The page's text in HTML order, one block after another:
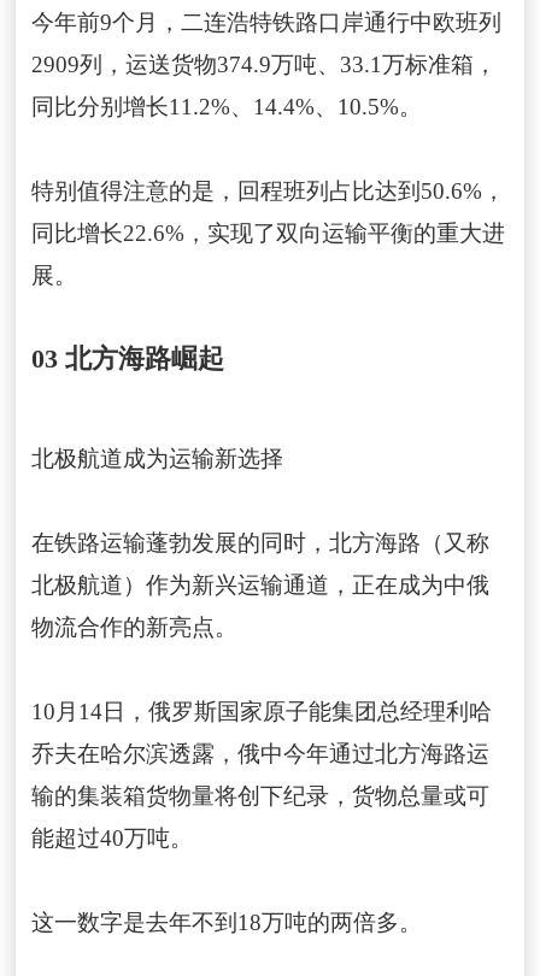
今年前9个月，二连浩特铁路口岸通行中欧班列
2909列，运送货物374.9万吨、33.1万标准箱，
同比分别增长11.2%、14.4%、10.5%。
特别值得注意的是，回程班列占比达到50.6%，
同比增长22.6%，实现了双向运输平衡的重大进
展。
03 北方海路崛起
北极航道成为运输新选择
在铁路运输蓬勃发展的同时，北方海路（又称
北极航道）作为新兴运输通道，正在成为中俄
物流合作的新亮点。
10月14日，俄罗斯国家原子能集团总经理利哈
乔夫在哈尔滨透露，俄中今年通过北方海路运
输的集装箱货物量将创下纪录，货物总量或可
能超过40万吨。
这一数字是去年不到18万吨的两倍多。